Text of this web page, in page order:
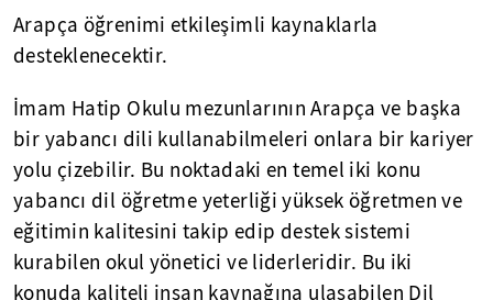
Arapça öğrenimi etkileşimli kaynaklarla
desteklenecektir.
İmam Hatip Okulu mezunlarının Arapça ve başka
bir yabancı dili kullanabilmeleri onlara bir kariyer
yolu çizebilir. Bu noktadaki en temel iki konu
yabancı dil öğretme yeterliği yüksek öğretmen ve
eğitimin kalitesini takip edip destek sistemi
kurabilen okul yönetici ve liderleridir. Bu iki
konuda kaliteli insan kaynağına ulaşabilen Dil